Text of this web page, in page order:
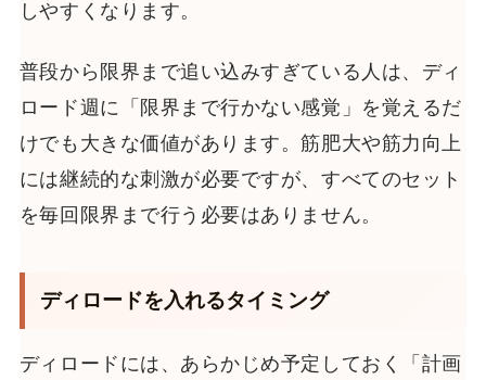
しやすくなります。
普段から限界まで追い込みすぎている人は、ディ
ロード週に「限界まで行かない感覚」を覚えるだ
けでも大きな価値があります。筋肥大や筋力向上
には継続的な刺激が必要ですが、すべてのセット
を毎回限界まで行う必要はありません。
ディロードを入れるタイミング
ディロードには、あらかじめ予定しておく「計画